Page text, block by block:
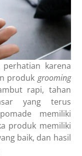
karena
produkgrooming
rapi, tahan
yang terus
memiliki
produk memiliki
baik, dan hasil